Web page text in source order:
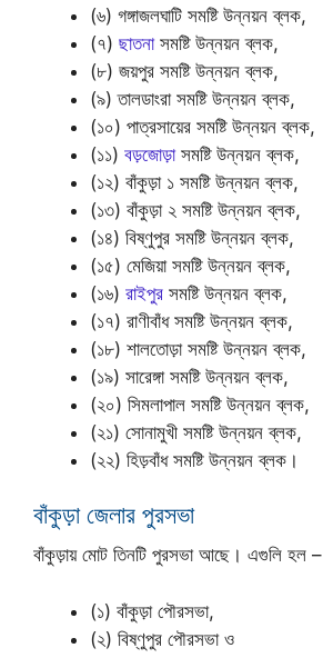
(৬) গঙ্গাজলঘাটি সমষ্টি উন্নয়ন ব্লক,
(৭) ছাতনাসমষ্টি উন্নয়ন ব্লক,
(৮) জয়পুর সমষ্টি উন্নয়ন ব্লক,
(৯) তালডাংরা সমষ্টি উন্নয়ন ব্লক,
(১০) পাত্রসায়ের সমষ্টি উন্নয়ন ব্লক,
(১১) বড়জোড়াসমষ্টি উন্নয়ন ব্লক,
(১২) বাঁকুড়া ১ সমষ্টি উন্নয়ন ব্লক,
(১৩) বাঁকুড়া ২ সমষ্টি উন্নয়ন ব্লক,
(১৪) বিষ্ণুপুর সমষ্টি উন্নয়ন ব্লক,
(১৫) মেজিয়া সমষ্টি উন্নয়ন ব্লক,
(১৬) রাইপুর সমষ্টি উন্নয়ন ব্লক,
(১৭) রাণীবাঁধ সমষ্টি উন্নয়ন ব্লক,
(১৮) শালতোড়া সমষ্টি উন্নয়ন ব্লক,
(১৯) সারেঙ্গা সমষ্টি উন্নয়ন ব্লক,
(২০) সিমলাপাল সমষ্টি উন্নয়ন ব্লক,
(২১) সোনামুখী সমষ্টি উন্নয়ন ব্লক,
(২২) হিড়বাঁধ সমষ্টি উন্নয়ন ব্লক।
বাঁকুড়া জেলার পুরসভা
বাঁকুড়ায় মোট তিনটি পুরসভা আছে। এগুলি হল –
(১) বাঁকুড়া পৌরসভা,
(২) বিষ্ণুপুর পৌরসভা ও